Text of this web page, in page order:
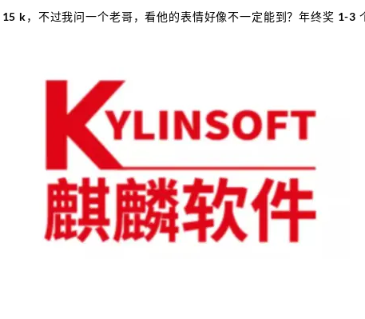
k，不过我问一个老哥，看他的表情好像不一定能到？年终奖 1-3